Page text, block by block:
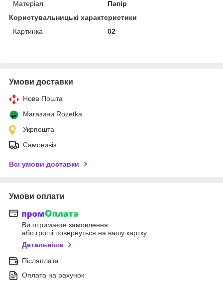
Матеріал
Папір
Користувальницькі характеристики
Картинка
02
Умови доставки
Нова Пошта
Магазини Rozetka
Укрпошта
Самовивіз
Всі умови доставки
Умови оплати
Ви отримаєте замовлення
або гроші повернуться на вашу картку
Детальніше
Післяплата
Оплата на рахунок